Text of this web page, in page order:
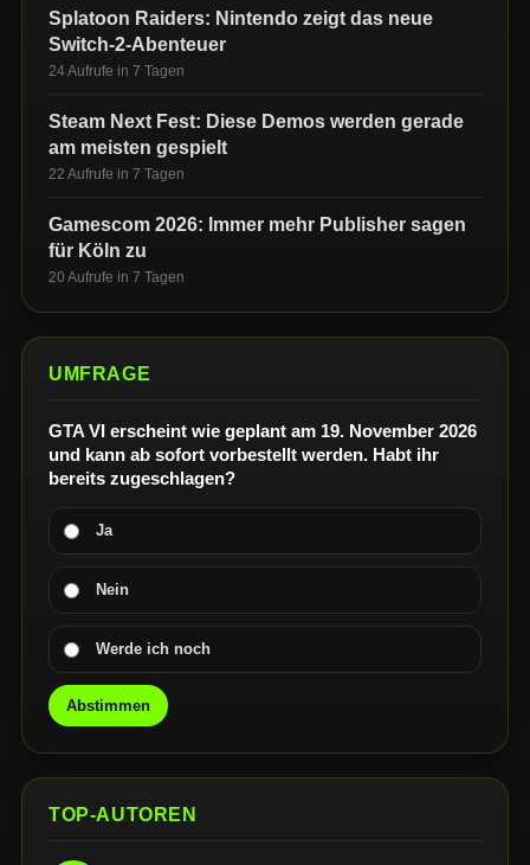
Splatoon Raiders: Nintendo zeigt das neue
Switch-2-Abenteuer
24 Aufrufe in 7 Tagen
Steam Next Fest: Diese Demos werden gerade
am meisten gespielt
22 Aufrufe in 7 Tagen
Gamescom 2026: Immer mehr Publisher sagen
für Köln zu
20 Aufrufe in 7 Tagen
UMFRAGE
GTA VI erscheint wie geplant am 19. November 2026
und kann ab sofort vorbestellt werden. Habt ihr
bereits zugeschlagen?
Ja
Nein
Werde ich noch
Abstimmen
TOP-AUTOREN